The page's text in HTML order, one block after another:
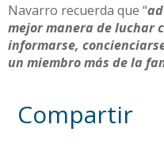
Navarro recuerda que “
mejor manera de luchar
informarse,
un miembro más de la
Compartir